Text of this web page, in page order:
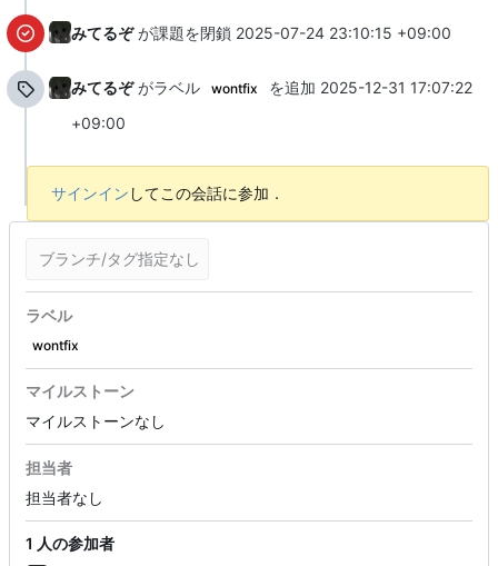
みてるぞが課題を閉鎖 2025-07-24 23:10:15 +09:00
みてるぞがラベル wontfix を追加 2025-12-31 17:07:22
+09:00
サインイン してこの会話に参加．
ブランチ/タグ指定なし
ラベル
wontfix
マイルストーン
マイルストーンなし
担当者
担当者なし
1 人の参加者